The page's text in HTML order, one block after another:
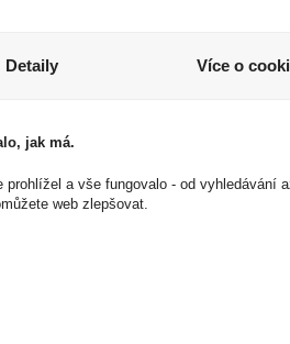
Detaily Více o
jak má.
a vše fungovalo - od vyhledávání
web zlepšovat.